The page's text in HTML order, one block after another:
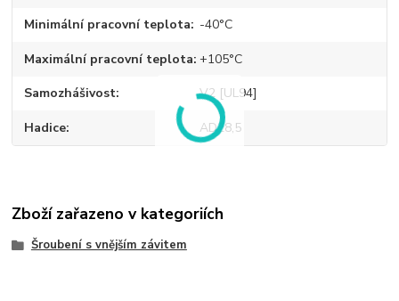
Minimální pracovní teplota -40°C
Maximální pracovní teplota +105°C
Samozhášivost V2 [UL94]
Hadice AD28,5
Zboží zařazeno v kategoriích
Šroubení s vnějším závitem